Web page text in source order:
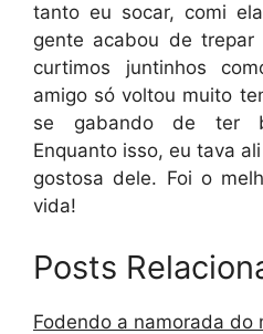
tanto eu socar, comi
gente acabou de
curtimos juntinhos
amigo só voltou muito
se gabando de ter
Enquanto isso, eu tava
gostosa dele. Foi o
vida!
Posts
Fodendo a namorada do